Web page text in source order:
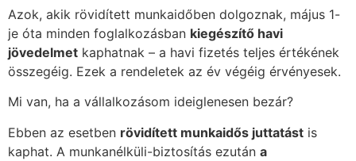
Azok, akik rövidített munkaidőben dolgoznak, május 1-
je óta minden foglalkozásban kiegészítő havi
jövedelmet kaphatnak – a havi fizetés teljes értékének
összegéig. Ezek a rendeletek az év végéig érvényesek.
Mi van, ha a vállalkozásom ideiglenesen bezár?
Ebben az esetben rövidített munkaidős juttatást is
kaphat. A munkanélküli-biztosítás ezután a